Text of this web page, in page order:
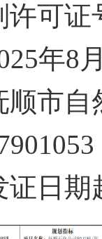
可证
年8
顺市
证日